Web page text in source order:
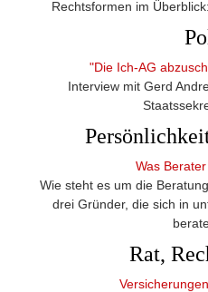
Rechtsformen im
"Die Ich-AG
Interview mit Gerd
Was
Wie steht es um die
drei Gründer, die sich in
Rat,